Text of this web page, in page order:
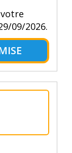
09/2026.